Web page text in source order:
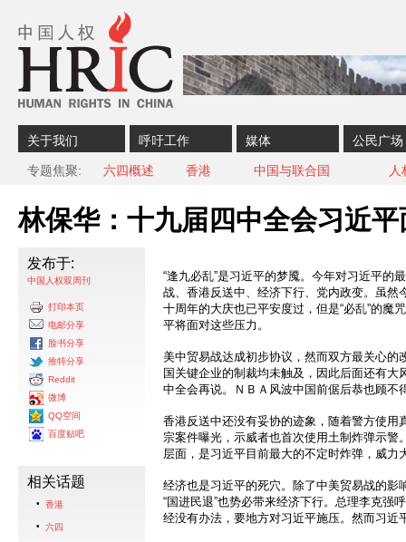
关于我们 呼吁工作 媒体 公民广场
专题焦聚 六四概述 香港 中国与联合国 人
林保华：十九届四中全会习近
发布于:
中国人权双周刊
打印本页
电邮分享
脸书分享
推特分享
Reddit
微博
QQ空间
百度贴吧
相关话题
香港
六四
“逢九必乱”是习近平的梦魇。今年对习近平的
战、香港反送中、经济下行、党内政变。虽然
十周年的大庆也已平安度过，但是“必乱”的魔
平将面对这些压力。
美中贸易战达成初步协议，然而双方最关心的
国关键企业的制裁均未触及，因此后面还有大
中全会再说。ＮＢＡ风波中国前倨后恭也顾不
香港反送中还没有妥协的迹象，随着警方使用
宗案件曝光，示威者也首次使用土制炸弹示警
层面，是习近平目前最大的不定时炸弹，威力
经济也是习近平的死穴。除了中美贸易战的影
“国进民退”也势必带来经济下行。总理李克强
经没有办法，要地方对习近平施压。然而习近